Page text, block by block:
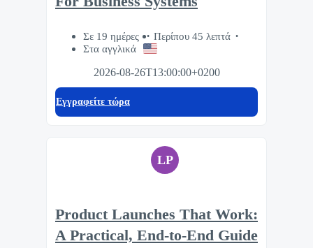
Σε 19 ημέρες
Περίπου 45 λεπτά
Στα αγγλικά
2026-08-26T13:00:00+0200
Eγγραφείτε τώρα
LP
Product Launches That Work:
A Practical, End-to-End Guide